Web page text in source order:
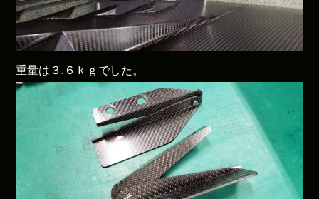
重量は３.６ｋｇでした。